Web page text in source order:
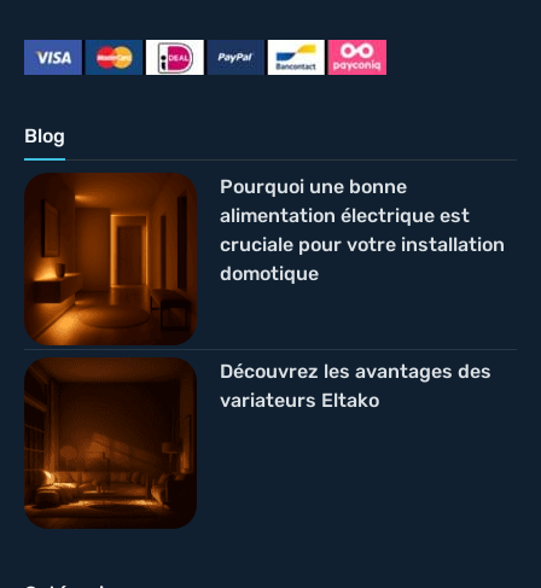
Blog
Pourquoi une bonne
alimentation électrique est
cruciale pour votre installation
domotique
Découvrez les avantages des
variateurs Eltako